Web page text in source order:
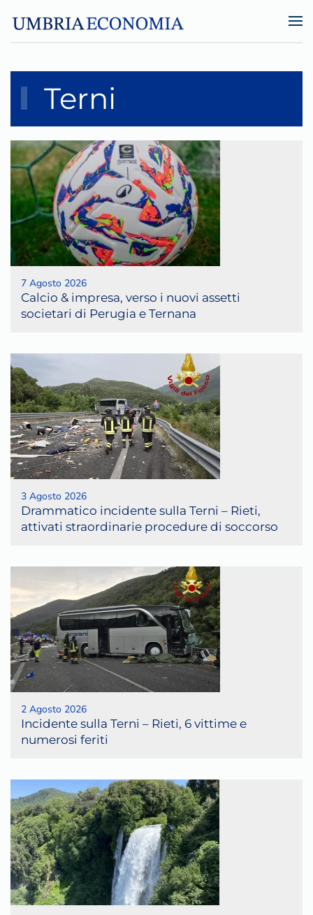
Terni
7 Agosto 2026
Calcio & impresa, verso i nuovi assetti
societari di Perugia e Ternana
3 Agosto 2026
Drammatico incidente sulla Terni – Rieti,
attivati straordinarie procedure di soccorso
2 Agosto 2026
Incidente sulla Terni – Rieti, 6 vittime e
numerosi feriti